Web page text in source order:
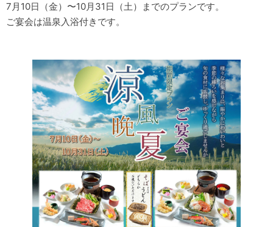
7月10日（金）〜10月31日（土）までのプランです。
ご宴会は温泉入浴付きです。